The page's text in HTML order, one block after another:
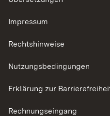
Impressum
Rechtshinweise
Nutzungsbedingungen
Erklärung zur
Rechnungseingang